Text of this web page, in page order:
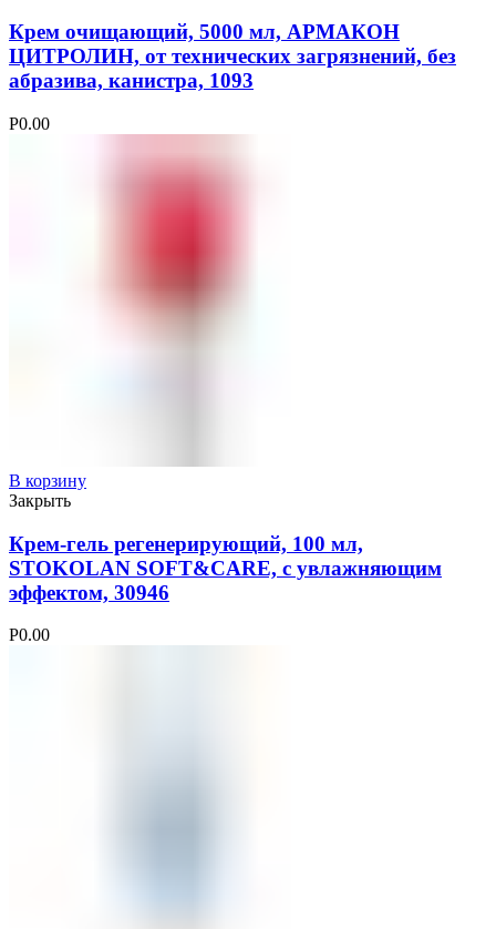
Крем очищающий, 5000 мл, АРМАКОН
ЦИТРОЛИН, от технических загрязнений, без
абразива, канистра, 1093
Р0.00
В корзину
Закрыть
Крем-гель регенерирующий, 100 мл,
STOKOLAN SOFT&CARE, с увлажняющим
эффектом, 30946
Р0.00